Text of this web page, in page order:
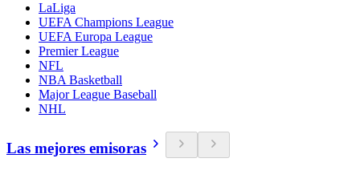
LaLiga
UEFA Champions League
UEFA Europa League
Premier League
NFL
NBA Basketball
Major League Baseball
NHL
Las mejores emisoras